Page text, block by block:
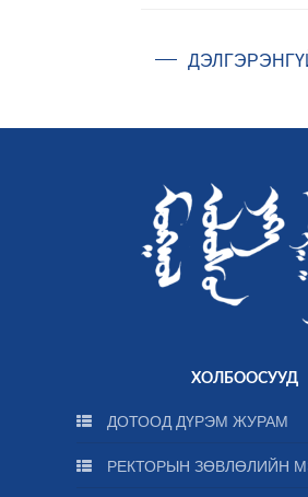
ХОЛБООСУУД
ДОТООД ДҮРЭМ ЖУРАМ
РЕКТОРЫН ЗӨВЛӨЛИЙН